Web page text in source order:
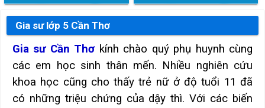
Gia sư lớp 5 Cần Thơ
Gia sư Cần Thơ kính chào quý phụ huynh cùng
các em học sinh thân mến. Nhiều nghiên cứu
khoa học cũng cho thấy trẻ nữ ở độ tuổi 11 đã
có những triệu chứng của dậy thì. Với các biến